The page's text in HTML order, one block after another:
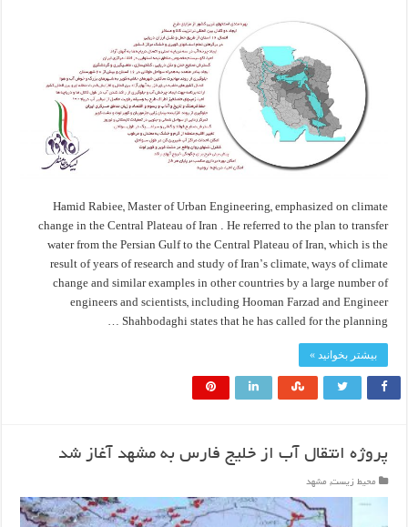
Hamid Rabiee, Master of Urban Engineering, emphasized on climate
change in the Central Plateau of Iran . He referred to the plan to transfer
water from the Persian Gulf to the Central Plateau of Iran, which is the
result of years of research and study of Iran’s climate, ways of climate
change and similar examples in other countries by a large number of
engineers and scientists, including Hooman Farzad and Engineer
Shahbodaghi states that he has called for the planning …
بیشتر بخوانید »
پروژه انتقال آب از خلیج فارس به مشهد آغاز شد
محیط زیست, مشهد